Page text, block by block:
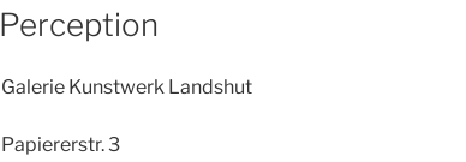
Perception
Galerie Kunstwerk Landshut
Papiererstr. 3